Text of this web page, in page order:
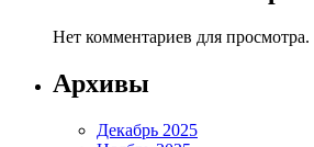
Нет комментариев для просмотра.
Архивы
Декабрь 2025